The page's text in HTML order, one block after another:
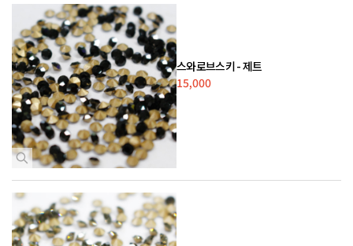
스와로브스키 - 제트
15,000